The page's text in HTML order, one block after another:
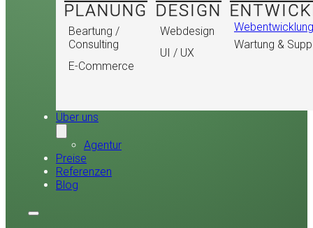
PLANUNG
Beartung /
Consulting
E-Commerce
DESIGN
Webdesign
UI / UX
Webentwicklung
Wartung &
Über uns
Agentur
Preise
Referenzen
Blog